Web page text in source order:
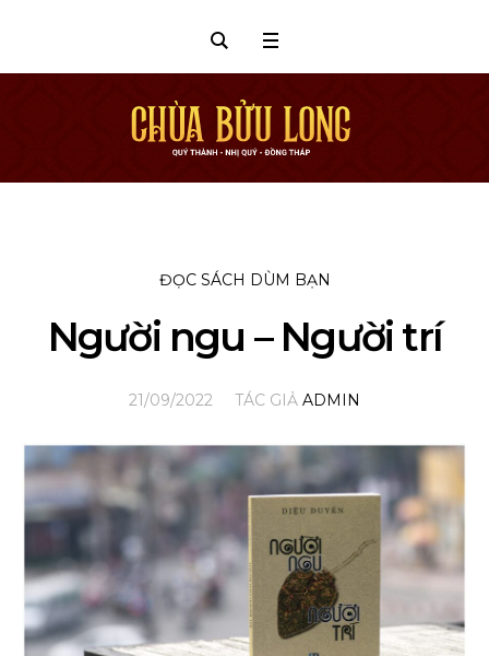
ĐỌC SÁCH DÙM BẠN
Người ngu – Người trí
21/09/2022 TÁC GIẢ ADMIN